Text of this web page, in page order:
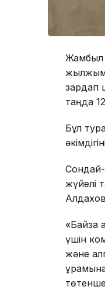
Жамбыл
зардап
таңда
Бұл
Сондай-
жүйелі
үшін
және